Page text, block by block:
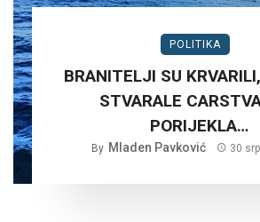
POLITIKA
BRANITELJI SU
STVARALE
PORIJEKLA…
By Mladen Pavković 30